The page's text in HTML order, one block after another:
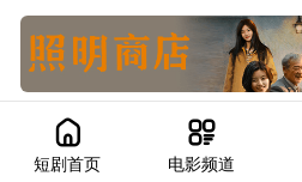
短剧首页 电影频道